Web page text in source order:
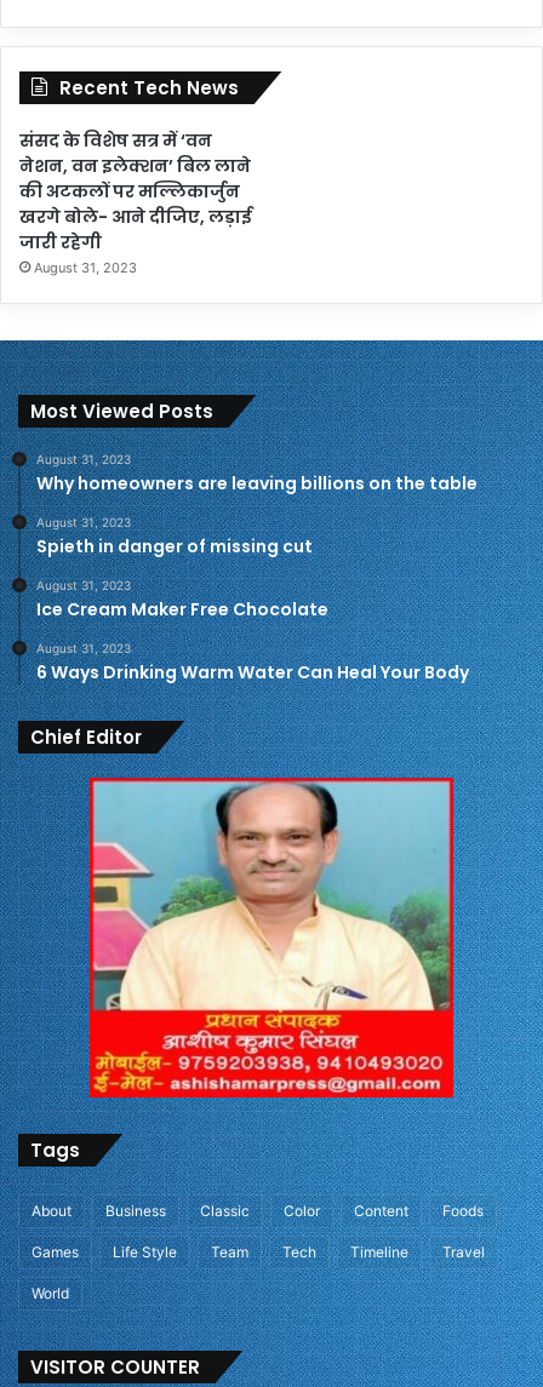
Recent Tech News
संसद के विशेष सत्र में ‘वन
नेशन, वन इलेक्शन’ बिल लाने
की अटकलों पर मल्लिकार्जुन
खरगे बोले- आने दीजिए, लड़ाई
जारी रहेगी
August 31, 2023
Most Viewed Posts
August 31, 2023
Why homeowners are leaving billions on the table
August 31, 2023
Spieth in danger of missing cut
August 31, 2023
Ice Cream Maker Free Chocolate
August 31, 2023
6 Ways Drinking Warm Water Can Heal Your Body
Chief Editor
Tags
About Business Classic Color Content Foods
Games Life Style Team Tech Timeline Travel
World
VISITOR COUNTER